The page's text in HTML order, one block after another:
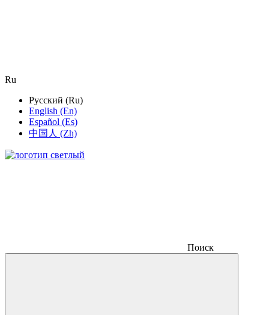
Ru
Русский (Ru)
English (En)
Español (Es)
中国人 (Zh)
Поиск